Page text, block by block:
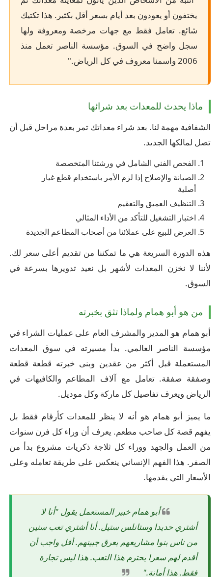
يختفون أو يعودون بعد أيام بسعر أقل بكثير. هذا تكتيك
شائع. تعامل فقط مع جهات مرخصة ومعروفة ولها
سجل واضح في السوق. مؤسسة الناصر تعمل منذ
2006 واسمنا معروف في كل الرياض."
ماذا يحدث للمعدات بعد شرائها
الشفافية مهمة لنا. بعد شراء معداتك تمر بعدة مراحل قبل أن
تصل لمالكها الجديد.
الفحص الفني الشامل في ورشتنا المتخصصة
الصيانة والإصلاح إذا لزم الأمر باستخدام قطع غيار
أصلية
التنظيف العميق والتعقيم
اختبار التشغيل للتأكد من الأداء المثالي
العرض للبيع على عملائنا من أصحاب المطاعم الجديدة
هذه الدورة السريعة هي ما تمكننا من تقديم أعلى سعر لك.
لأننا لا نخزن المعدات لأشهر بل نعيد تدويرها بسرعة في
السوق.
من هو أبو همام ولماذا تثق بخبرته
أبو همام هو المدير والمشرف العام على عمليات الشراء في
مؤسسة الناصر العالمي. بدأ مسيرته في سوق المعدات
المستعملة قبل أكثر من عقدين وبنى خبرته قطعة قطعة
وصفقة صفقة. تعامل مع آلاف المطاعم والكافيهات في
الرياض ويعرف تفاصيل كل ماركة وكل موديل.
ما يميز أبو همام هو أنه لا ينظر للمعدات كأرقام فقط بل
يفهم قصة كل صاحب مطعم. يعرف أن وراء كل فرن سنوات
من العمل والجهد ووراء كل ثلاجة ذكريات مشروع بدأ من
الصفر. هذا الفهم الإنساني ينعكس على طريقة تعامله وعلى
الأسعار التي يقدمها.
أبو همام خبير المستعمل يقول "أنا لا
أشتري حديدا وستانلس ستيل. أنا أشتري تعب سنين
من ناس بنوا مشاريعهم بعرق جبينهم. أقل واجب أن
أقدم لهم سعرا يحترم هذا التعب. هذا ليس تجارة
فقط. هذا أمانة."